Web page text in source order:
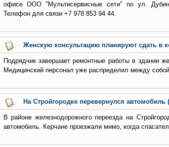
офисе ООО "Мультисервисные сети" по ул.
Телефон для связи +7 978 853 94 44.
Женскую консультацию планируют сдать в
Подрядчик завершает ремонтные работы в здании
Медицинский персонал уже распределил между
На Стройгородке перевернулся автомобиль
В районе железнодорожного переезда на
автомобиль. Керчане проезжали мимо, когда